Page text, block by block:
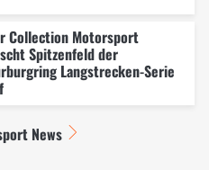
Collection Motorsport
Spitzenfeld der
Langstrecken-Serie
News